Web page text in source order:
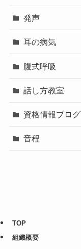
発声
耳の病気
腹式呼吸
話し方教室
資格情報ブログ
音程
TOP
組織概要